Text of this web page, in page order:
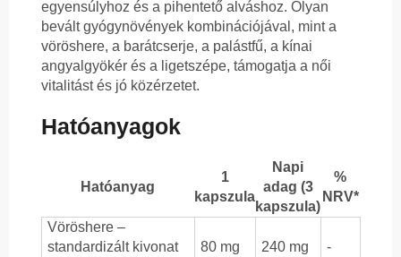
egyensúlyhoz és a pihentető alváshoz. Olyan
bevált gyógynövények kombinációjával, mint a
vöröshere, a barátcserje, a palástfű, a kínai
angyalgyökér és a ligetszépe, támogatja a női
vitalitást és jó közérzetet.
Hatóanyagok
Hatóanyag
1
kapszula
Napi
adag (3
kapszula)
%
NRV*
Vöröshere –
standardizált kivonat
80 mg 240 mg -